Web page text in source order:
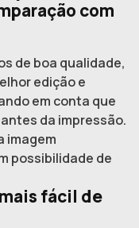
com
de boa qualidade,
edição e
em conta que
da impressão.
imagem
possibilidade de
fácil de